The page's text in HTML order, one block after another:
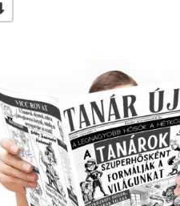
a kívánságlistához
nézet